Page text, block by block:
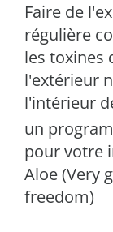
Faire de
régulière
les toxines
l'extérieur
l'intérieur
un
pour votre
Aloe (Very
freedom)